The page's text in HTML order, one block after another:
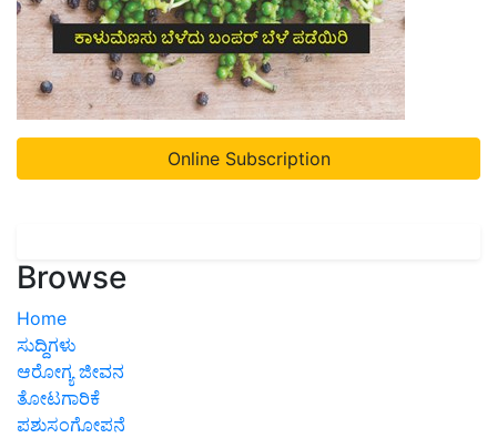
Online Subscription
Browse
Home
ಸುದ್ದಿಗಳು
ಆರೋಗ್ಯ ಜೀವನ
ತೋಟಗಾರಿಕೆ
ಪಶುಸಂಗೋಪನೆ